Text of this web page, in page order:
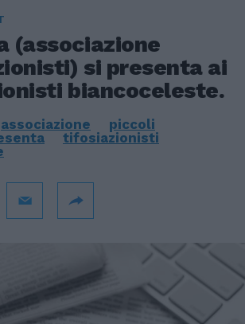
(associazione
si presenta ai
biancoceleste.
associazione
piccoli
tifosiazionisti